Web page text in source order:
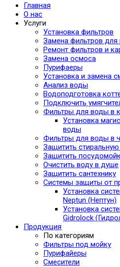
Главная
О нас
Услуги
Установка фильтров
Замена фильтров
Ремонт фильтров и
Замена осмоса
Пурифаеры
Установка и замена
Анализ воды
Водоподготовка
Подключить
Фильтры для воды в
Установка
воды
Фильтры для воды в
Защитить
Защитить
Очистить воду в душе
Защитить сантехнику
Системы защиты от
Установка
Neptun (Нептун)
Установка
Gidrolock
Продукция
По категориям
Фильтры под мойку
Пурифайеры
Смесители